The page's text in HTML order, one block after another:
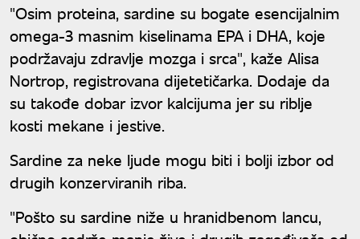
"Osim proteina, sardine su bogate esencijalnim
omega-3 masnim kiselinama EPA i DHA, koje
podržavaju zdravlje mozga i srca", kaže Alisa
Nortrop, registrovana dijetetičarka. Dodaje da
su takođe dobar izvor kalcijuma jer su riblje
kosti mekane i jestive.
Sardine za neke ljude mogu biti i bolji izbor od
drugih konzerviranih riba.
"Pošto su sardine niže u hranidbenom lancu,